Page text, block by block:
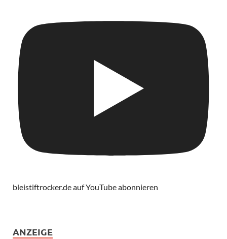
bleistiftrocker.de auf YouTube abonnieren
ANZEIGE